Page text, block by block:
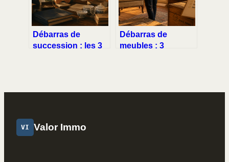
Débarras de
succession : les 3
héritage
Débarras de
meubles : 3
objets
VI Valor Immo